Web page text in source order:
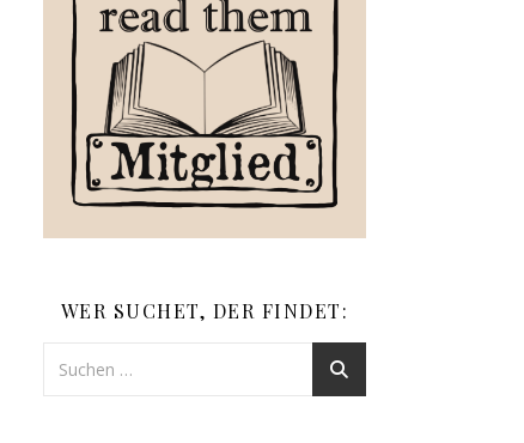
WER SUCHET, DER FINDET: